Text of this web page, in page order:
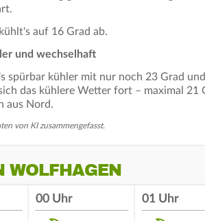
auf 16 Grad ab.
und wechselhaft
spürbar kühler mit nur noch 23 Grad
das kühlere Wetter fort – maximal 21
aus Nord.
von KI zusammengefasst.
WOLFHAGEN
00 Uhr 01 Uhr